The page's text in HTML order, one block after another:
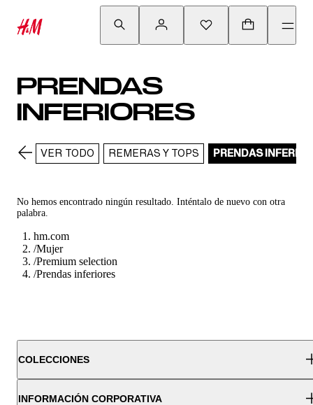
PRENDAS
INFERIORES
VER TODO REMERAS Y TOPS PRENDAS
No hemos encontrado ningún resultado. Inténtalo de nuevo con otra
palabra.
hm.com
/Mujer
/Premium selection
/Prendas inferiores
COLECCIONES
INFORMACIÓN CORPORATIVA